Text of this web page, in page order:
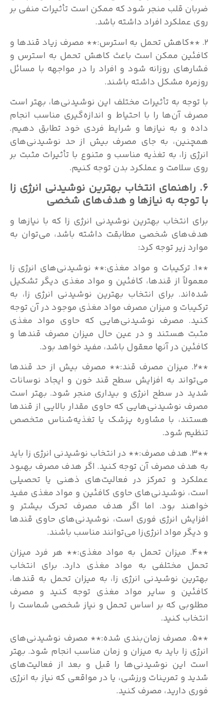
ضربان قلب منجر شود که ممکن است تأثیرات منفی بر
روی عملکرد افراد داشته باشد.
۲. **کاهش تحمل به استرس:** مصرف زیاد قندها و
کافئین ممکن است باعث کاهش تحمل به استرس و
فشارهای روزانه شود و افراد را در مواجهه با مسائل
روزمره مشکل داشته باشند.
با توجه به تأثیرات مختلف این نوشیدنی‌ها، بهتر است
مصرف آن‌ها را با احتیاط و اندازه‌گیری مناسب انجام
داده و به نیازها و شرایط فردی خود تطابق دهیم.
همچنین، به جای مصرف بیش از حد نوشیدنی‌های
انرژی زا، به تغذیه مناسب و متنوع با تأثیرات مثبت بر
روی سلامت و عملکرد بدن توجه کنیم.
۶. راهنمای انتخاب بهترین نوشیدنی انرژی زا
با توجه به نیازها و هدف‌های شخصی
برای انتخاب بهترین نوشیدنی انرژی زا که با نیازها و
هدف‌های شخصی مطابقت داشته باشد، می‌توان به
موارد زیر توجه کرد:
**۱. ترکیبات و مواد مغذی:** نوشیدنی‌های انرژی زا
معمولاً از قندها، کافئین و مواد مغذی دیگر تشکیل
شده‌اند. برای انتخاب بهترین نوشیدنی انرژی زا، به
ترکیبات و میزان مصرف مواد مغذی موجود در آن توجه
کنید. مصرف نوشیدنی‌هایی که حاوی مواد مغذی
مثبت هستند و در عین حال میزان مصرف قندها و
کافئین در آنها معقول باشد، مفید خواهد بود.
**۲. میزان مصرف قند:** مصرف بیش از حد قندها
می‌تواند به افزایش سطح قند خون و ایجاد نوسانات
شدید در سطح انرژی و بیداری منجر شود. بهتر است
مصرف نوشیدنی‌هایی که حاوی مقدار بالایی از قندها
هستند، با مشاوره پزشک یا تغذیه‌شناس متخصص
تنظیم شود.
**۳. هدف مصرف:** در انتخاب نوشیدنی انرژی زا باید
به هدف مصرف آن توجه کنید. اگر هدف مصرف بهبود
عملکرد و تمرکز در فعالیت‌های ذهنی یا تحصیلی
است، نوشیدنی‌های حاوی کافئین و مواد مغذی مفید
خواهند بود. اما اگر هدف مصرف تحرک بیشتر و
افزایش انرژی فوری است، نوشیدنی‌های حاوی قندها
و دیگر مواد انرژی‌زا می‌توانند مناسب باشند.
**۴. میزان تحمل به مواد مغذی:** هر فرد میزان
تحمل مختلفی به مواد مغذی دارد. برای انتخاب
بهترین نوشیدنی انرژی زا، به میزان تحمل به قندها،
کافئین و سایر مواد مغذی توجه کنید و مصرف
مطلوبی که بر اساس تحمل و نیاز شخصی شماست را
انتخاب کنید.
**۵. مصرف زمان‌بندی شده:** مصرف نوشیدنی‌های
انرژی زا باید به میزان و زمان مناسب انجام شود. بهتر
است این نوشیدنی‌ها را قبل و بعد از فعالیت‌های
شدید و تمرینات ورزشی، یا در مواقعی که نیاز به انرژی
فوری دارید، مصرف کنید.